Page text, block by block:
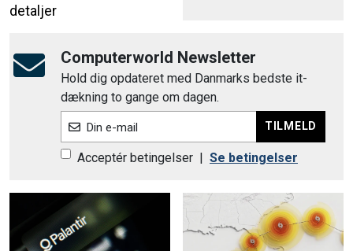
detaljer
Computerworld Newsletter
Hold dig opdateret med Danmarks bedste it-
dækning to gange om dagen.
Din e-mail TILMELD
Acceptér betingelser | Se betingelser